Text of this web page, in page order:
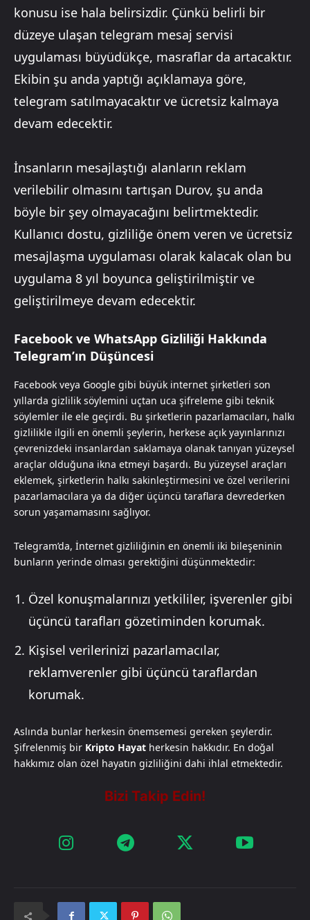
konusu ise hala belirsizdir. Çünkü belirli bir
düzeye ulaşan telegram mesaj servisi
uygulaması büyüdükçe, masraflar da artacaktır.
Ekibin şu anda yaptığı açıklamaya göre,
telegram satılmayacaktır ve ücretsiz kalmaya
devam edecektir.
İnsanların mesajlaştığı alanların reklam
verilebilir olmasını tartışan Durov, şu anda
böyle bir şey olmayacağını belirtmektedir.
Kullanıcı dostu, gizliliğe önem veren ve ücretsiz
mesajlaşma uygulaması olarak kalacak olan bu
uygulama 8 yıl boyunca geliştirilmiştir ve
geliştirilmeye devam edecektir.
Facebook ve WhatsApp Gizliliği Hakkında
Telegram’ın Düşüncesi
Facebook veya Google gibi büyük internet şirketleri son
yıllarda gizlilik söylemini uçtan uca şifreleme gibi teknik
söylemler ile ele geçirdi. Bu şirketlerin pazarlamacıları, halkı
gizlilikle ilgili en önemli şeylerin, herkese açık yayınlarınızı
çevrenizdeki insanlardan saklamaya olanak tanıyan yüzeysel
araçlar olduğuna ikna etmeyi başardı. Bu yüzeysel araçları
eklemek, şirketlerin halkı sakinleştirmesini ve özel verilerini
pazarlamacılara ya da diğer üçüncü taraflara devrederken
sorun yaşamamasını sağlıyor.
Telegram’da, İnternet gizliliğinin en önemli iki bileşeninin
bunların yerinde olması gerektiğini düşünmektedir:
Özel konuşmalarınızı yetkililer, işverenler gibi
üçüncü tarafları gözetiminden korumak.
Kişisel verilerinizi pazarlamacılar,
reklamverenler gibi üçüncü taraflardan
korumak.
Aslında bunlar herkesin önemsemesi gereken şeylerdir.
Şifrelenmiş bir Kripto Hayat herkesin hakkıdır. En doğal
hakkımız olan özel hayatın gizliliğini dahi ihlal etmektedir.